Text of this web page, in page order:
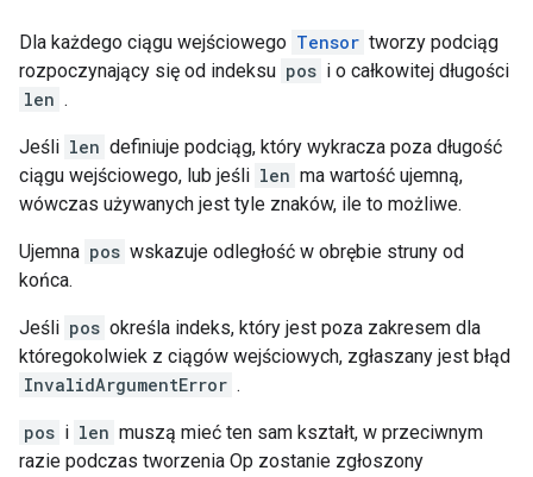
Dla każdego ciągu wejściowego Tensor tworzy podciąg
rozpoczynający się od indeksu pos i o całkowitej długości
len .
Jeśli len definiuje podciąg, który wykracza poza długość
ciągu wejściowego, lub jeśli len ma wartość ujemną,
wówczas używanych jest tyle znaków, ile to możliwe.
Ujemna pos wskazuje odległość w obrębie struny od
końca.
Jeśli pos określa indeks, który jest poza zakresem dla
któregokolwiek z ciągów wejściowych, zgłaszany jest błąd
InvalidArgumentError .
pos i len muszą mieć ten sam kształt, w przeciwnym
razie podczas tworzenia Op zostanie zgłoszony